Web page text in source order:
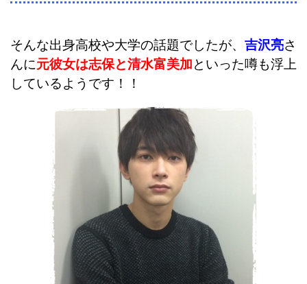
そんな出身高校や大学の話題でしたが、 吉沢亮さ
んに元彼女は志保と清水富美加といった噂も浮上
しているようです！！